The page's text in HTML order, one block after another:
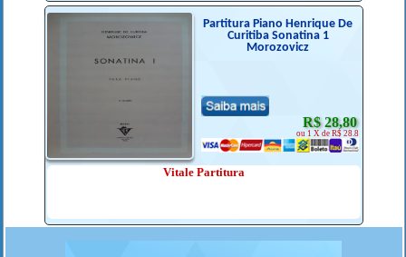
Partitura Piano Henrique De
Curitiba Sonatina 1
Morozovicz
R$ 28,80
ou 1 X de R$ 28.8
Vitale Partitura